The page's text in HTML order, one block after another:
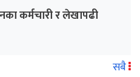
कर्मचारी र लेखापढी
सबै